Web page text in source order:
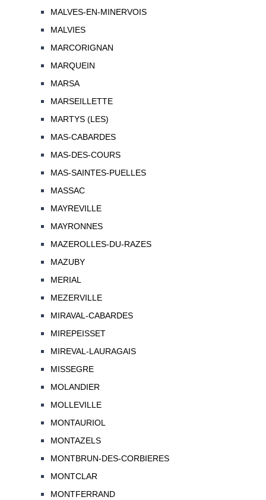
MALVES-EN-MINERVOIS
MALVIES
MARCORIGNAN
MARQUEIN
MARSA
MARSEILLETTE
MARTYS (LES)
MAS-CABARDES
MAS-DES-COURS
MAS-SAINTES-PUELLES
MASSAC
MAYREVILLE
MAYRONNES
MAZEROLLES-DU-RAZES
MAZUBY
MERIAL
MEZERVILLE
MIRAVAL-CABARDES
MIREPEISSET
MIREVAL-LAURAGAIS
MISSEGRE
MOLANDIER
MOLLEVILLE
MONTAURIOL
MONTAZELS
MONTBRUN-DES-CORBIERES
MONTCLAR
MONTFERRAND